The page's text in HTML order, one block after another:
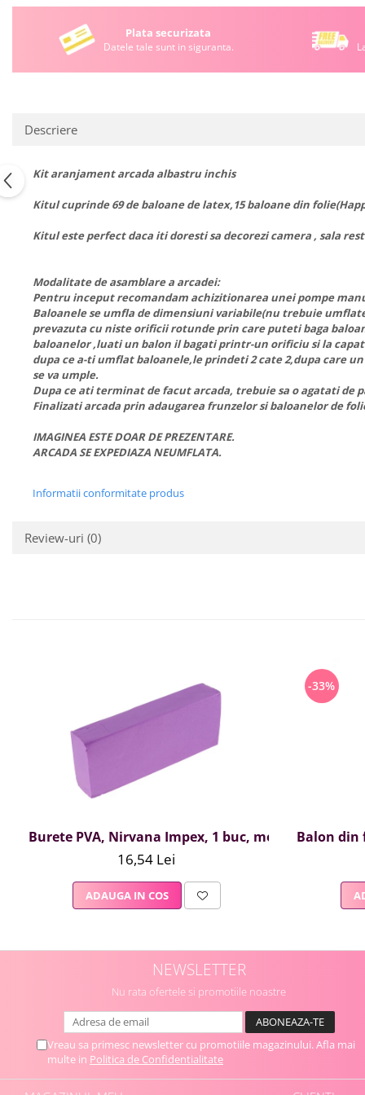
Plata securizata
Datele tale sunt in siguranta.
Descriere
Kit aranjament arcada albastru inchis
Kitul cuprinde 69 de baloane de latex,15 baloane din
Kitul este perfect daca iti doresti sa decorezi camera , sala
Modalitate de asamblare a arcadei:
Pentru inceput recomandam achizitionarea unei pompe
Baloanele se umfla de dimensiuni variabile(nu trebuie
prevazuta cu niste orificii rotunde prin care puteti baga
baloanelor ,luati un balon il bagati printr-un orificiu si la
dupa ce a-ti umflat baloanele,le prindeti 2 cate 2,dupa care
se va umple.
Dupa ce ati terminat de facut arcada, trebuie sa o agatati de
Finalizati arcada prin adaugarea frunzelor si baloanelor de
IMAGINEA ESTE DOAR DE PREZENTARE.
ARCADA SE EXPEDIAZA NEUMFLATA.
Informatii conformitate produs
Review-uri (0)
Burete PVA, Nirvana Impex, 1 buc, mov
16,54 Lei
ADAUGA IN COS
-33%
Balon din
NEWSLETTER
Nu rata ofertele si promotiile noastre
Vreau sa primesc newsletter cu promotiile magazinului. Afla mai
multe in Politica de Confidentialitate